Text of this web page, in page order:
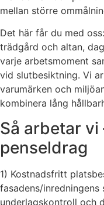
mellan större
Det här får du med
trädgård och altan,
varje arbetsmoment
vid slutbesiktning. Vi
varumärken och
kombinera lång
Så arbetar
penseldrag
1) Kostnadsfritt
fasadens/
underlagskontroll och